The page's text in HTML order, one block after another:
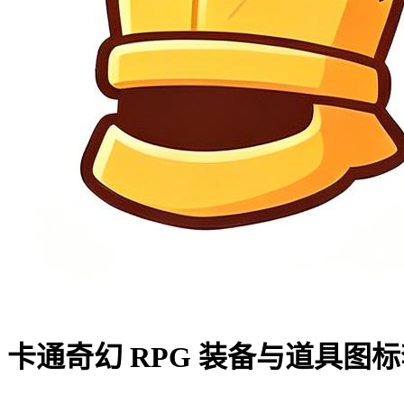
卡通奇幻 RPG 装备与道具图